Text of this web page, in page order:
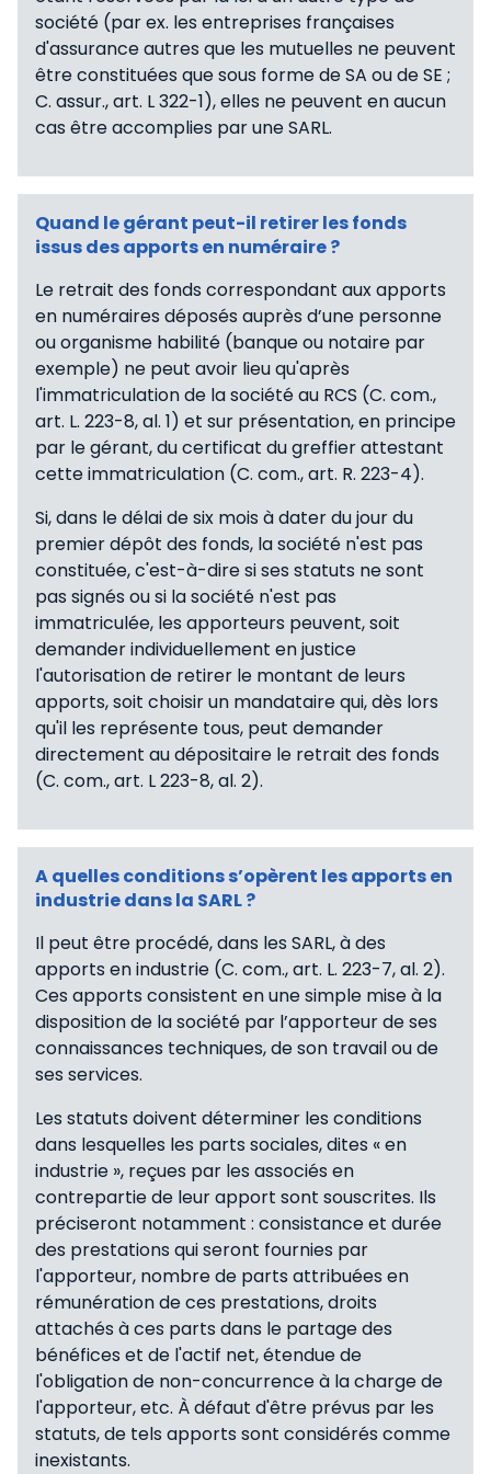
société (par ex. les entreprises françaises
d'assurance autres que les mutuelles ne peuvent
être constituées que sous forme de SA ou de SE ;
C. assur., art. L 322-1), elles ne peuvent en aucun
cas être accomplies par une SARL.
Quand le gérant peut-il retirer les fonds
issus des apports en numéraire ?
Le retrait des fonds correspondant aux apports
en numéraires déposés auprès d’une personne
ou organisme habilité (banque ou notaire par
exemple) ne peut avoir lieu qu'après
l'immatriculation de la société au RCS (C. com.,
art. L. 223-8, al. 1) et sur présentation, en principe
par le gérant, du certificat du greffier attestant
cette immatriculation (C. com., art. R. 223-4).
Si, dans le délai de six mois à dater du jour du
premier dépôt des fonds, la société n'est pas
constituée, c'est-à-dire si ses statuts ne sont
pas signés ou si la société n'est pas
immatriculée, les apporteurs peuvent, soit
demander individuellement en justice
l'autorisation de retirer le montant de leurs
apports, soit choisir un mandataire qui, dès lors
qu'il les représente tous, peut demander
directement au dépositaire le retrait des fonds
(C. com., art. L 223-8, al. 2).
A quelles conditions s’opèrent les apports en
industrie dans la SARL ?
Il peut être procédé, dans les SARL, à des
apports en industrie (C. com., art. L. 223-7, al. 2).
Ces apports consistent en une simple mise à la
disposition de la société par l’apporteur de ses
connaissances techniques, de son travail ou de
ses services.
Les statuts doivent déterminer les conditions
dans lesquelles les parts sociales, dites « en
industrie », reçues par les associés en
contrepartie de leur apport sont souscrites. Ils
préciseront notamment : consistance et durée
des prestations qui seront fournies par
l'apporteur, nombre de parts attribuées en
rémunération de ces prestations, droits
attachés à ces parts dans le partage des
bénéfices et de l'actif net, étendue de
l'obligation de non-concurrence à la charge de
l'apporteur, etc. À défaut d'être prévus par les
statuts, de tels apports sont considérés comme
inexistants.